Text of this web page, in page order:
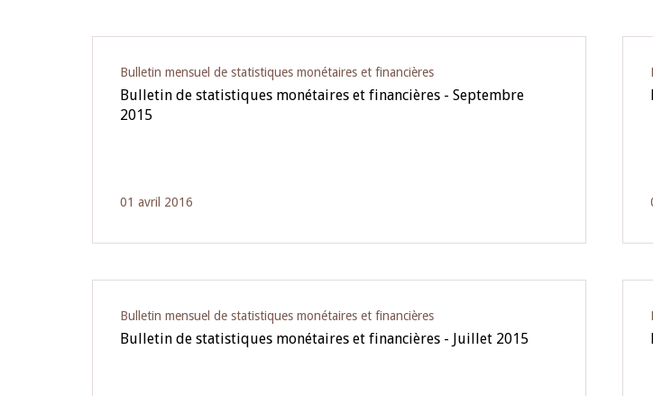
Bulletin mensuel de statistiques monétaires et financières
Bulletin de statistiques monétaires et financières - Septembre
2015
01 avril 2016
Bulletin mensuel de statistiques monétaires et financières
Bulletin de statistiques monétaires et financières - Juillet 2015